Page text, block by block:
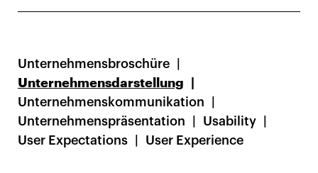
Unternehmensbroschüre
Unternehmensdarstellung
Unternehmenskommunikation
Unternehmenspräsentation
Usability
User Expectations
User Experience